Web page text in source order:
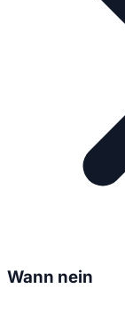
Wann nein